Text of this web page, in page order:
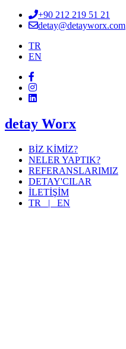
+90 212 219 51 21
detay@detayworx.com
TR
EN
detay Worx
BİZ KİMİZ?
NELER YAPTIK?
REFERANSLARIMIZ
DETAY'CILAR
İLETİŞİM
TR | EN